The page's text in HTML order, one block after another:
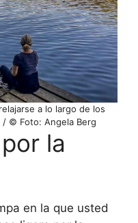
a lo largo de los
© Foto: Angela Berg
la
en la que usted